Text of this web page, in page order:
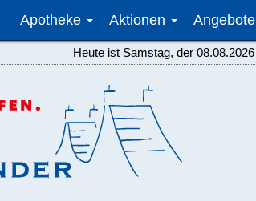
Apotheke Aktionen Angebote
Heute ist Samstag, der 08.08.2026